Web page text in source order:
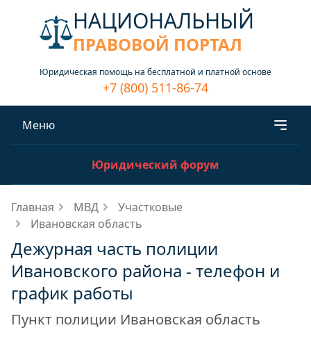
НАЦИОНАЛЬНЫЙ
ПРАВОВОЙ ПОРТАЛ
Юридическая помощь на бесплатной и платной основе
+7 (800) 511-86-74
Меню
Юридический форум
Главная МВД
Участковые
Ивановская область
Дежурная часть полиции
Ивановского района - телефон и
график работы
Пункт полиции Ивановская область